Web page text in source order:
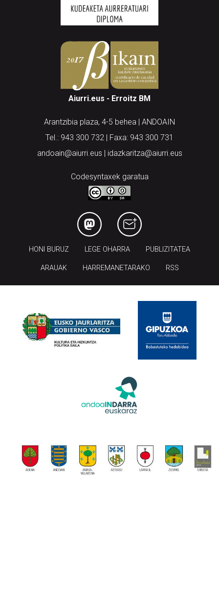
Aiurri.eus - Erroitz BM
Arantzibia plaza, 4-5 behea | ANDOAIN
Tel.: 943 300 732 | Faxa: 943 300 731
andoain@aiurri.eus | idazkaritza@aiurri.eus
Codesyntaxek garatua
HONI BURUZ LEGE OHARRA PUBLIZITATEA
ARAUAK HARREMANETARAKO RSS